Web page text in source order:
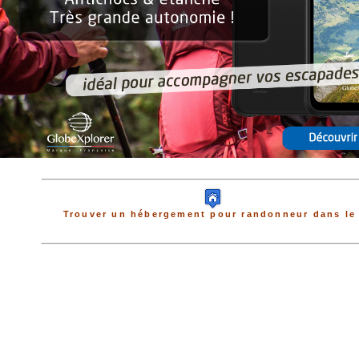
Trouver un hébergement pour randonneur dans le